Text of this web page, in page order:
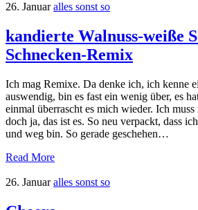
26. Januar alles sonst so
kandierte Walnuss-weiße
Schnecken-Remix
Ich mag Remixe. Da denke ich, ich kenne
auswendig, bin es fast ein wenig über, es
einmal überrascht es mich wieder. Ich
doch ja, das ist es. So neu verpackt, dass
und weg bin. So gerade geschehen…
Read More
26. Januar alles sonst so